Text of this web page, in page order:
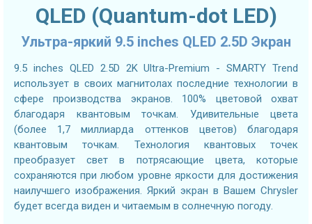
QLED (Quantum-dot LED)
Ультра-яркий 9.5 inches QLED 2.5D Экран
9.5 inches QLED 2.5D 2K Ultra-Premium - SMARTY Trend
использует в своих магнитолах последние технологии в
сфере производства экранов. 100% цветовой охват
благодаря квантовым точкам. Удивительные цвета
(более 1,7 миллиарда оттенков цветов) благодаря
квантовым точкам. Технология квантовых точек
преобразует свет в потрясающие цвета, которые
сохраняются при любом уровне яркости для достижения
наилучшего изображения. Яркий экран в Вашем Chrysler
будет всегда виден и читаемым в солнечную погоду.